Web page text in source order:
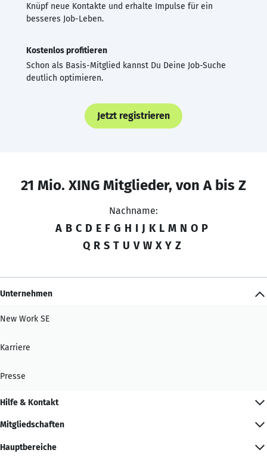
Knüpf neue Kontakte und erhalte Impulse für ein
besseres Job-Leben.
Kostenlos profitieren
Schon als Basis-Mitglied kannst Du Deine Job-Suche
deutlich optimieren.
Jetzt registrieren
21 Mio. XING Mitglieder, von A bis Z
Nachname:
A B C D E F G H I J K L M N O P
Q R S T U V W X Y Z
Unternehmen
New Work SE
Karriere
Presse
Hilfe & Kontakt
Mitgliedschaften
Hauptbereiche